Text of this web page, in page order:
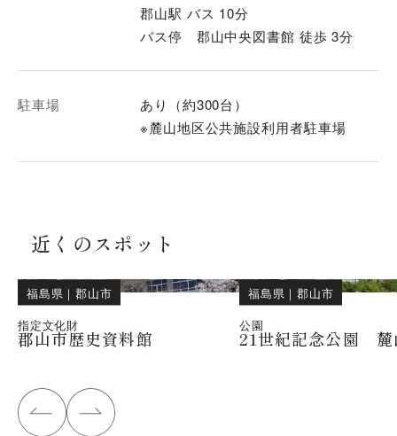
郡山駅 バス 10分
バス停 郡山中央図書館 徒歩 3分
駐車場
あり（約300台）
※麓山地区公共施設利用者駐車場
近くのスポット
福島県 ｜郡山市
指定文化財
郡山市歴史資料館
福島県 ｜郡山市
公園
21世紀記念公園 麓